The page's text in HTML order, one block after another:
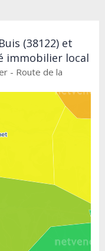
(38122) et
immobilier local
- Route de la